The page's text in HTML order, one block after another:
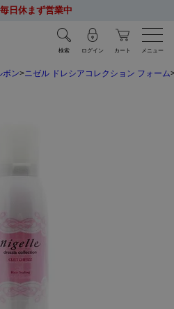
日休まず営業中
検索 ログイン カート メニュー
ボン ニゼル ドレシアコレクション フォーム